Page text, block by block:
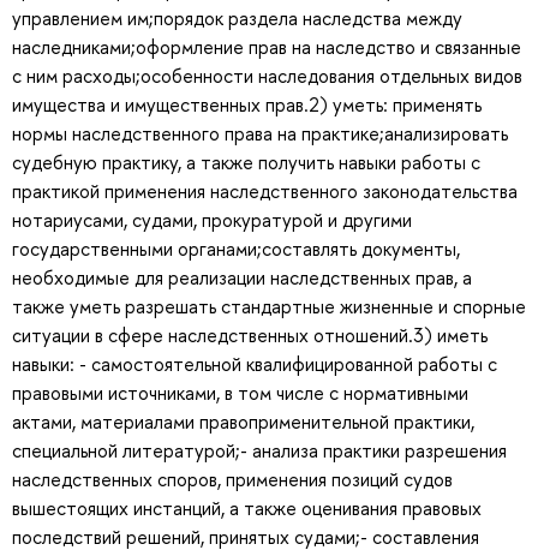
управлением им;порядок раздела наследства между
наследниками;оформление прав на наследство и связанные
с ним расходы;особенности наследования отдельных видов
имущества и имущественных прав.2) уметь: применять
нормы наследственного права на практике;анализировать
судебную практику, а также получить навыки работы с
практикой применения наследственного законодательства
нотариусами, судами, прокуратурой и другими
государственными органами;составлять документы,
необходимые для реализации наследственных прав, а
также уметь разрешать стандартные жизненные и спорные
ситуации в сфере наследственных отношений.3) иметь
навыки: - самостоятельной квалифицированной работы с
правовыми источниками, в том числе с нормативными
актами, материалами правоприменительной практики,
специальной литературой;- анализа практики разрешения
наследственных споров, применения позиций судов
вышестоящих инстанций, а также оценивания правовых
последствий решений, принятых судами;- составления